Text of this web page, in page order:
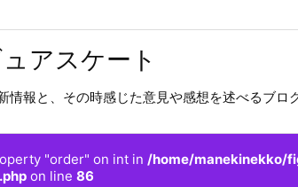
アスケート
情報と、その時感じた意見や感想を述べるブロ
"order" on int in /home/manekinekko/
on line 86